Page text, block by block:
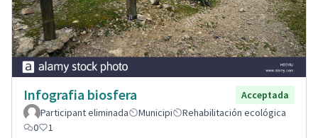
Infografia biosfera
Acceptada
Participant eliminada
Municipi
Rehabilitación ecológica
0
1